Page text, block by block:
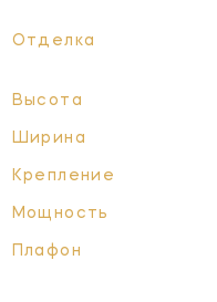
Отделка
Высота
Ширина
Крепление
Мощность
Плафон